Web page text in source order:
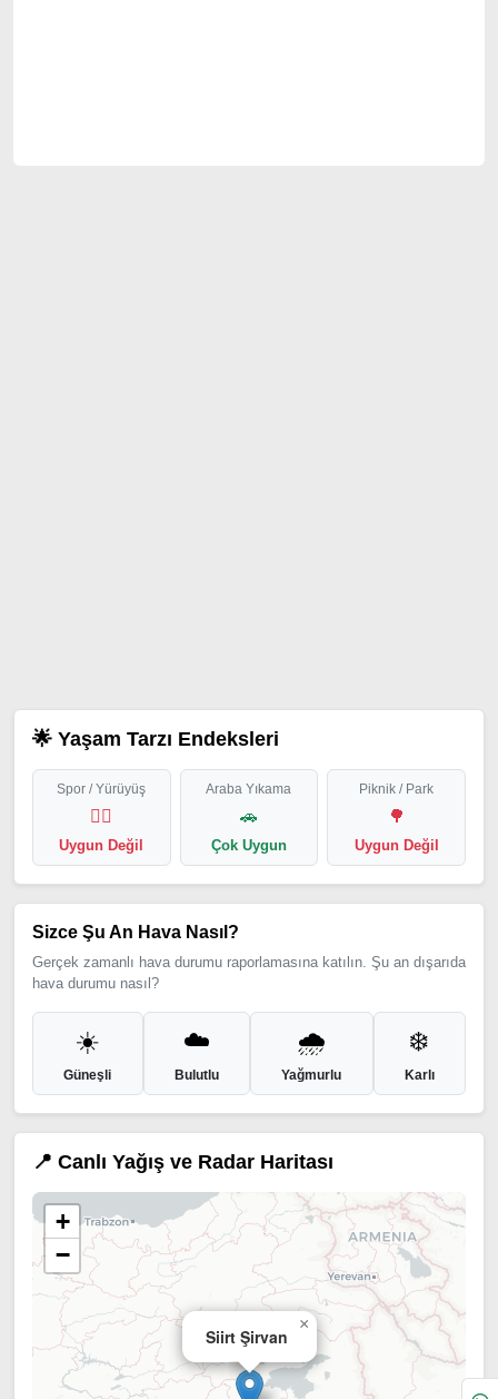
🌟 Yaşam Tarzı Endeksleri
Spor / Yürüyüş
🏃‍♂️
Uygun Değil
Araba Yıkama
🚗
Çok Uygun
Piknik / Park
🌳
Uygun Değil
Sizce Şu An Hava Nasıl?
Gerçek zamanlı hava durumu raporlamasına katılın. Şu an dışarıda
hava durumu nasıl?
☀️
Güneşli
☁️
Bulutlu
🌧️
Yağmurlu
❄️
Karlı
📍 Canlı Yağış ve Radar Haritası
Siirt Şirvan
×
+
−